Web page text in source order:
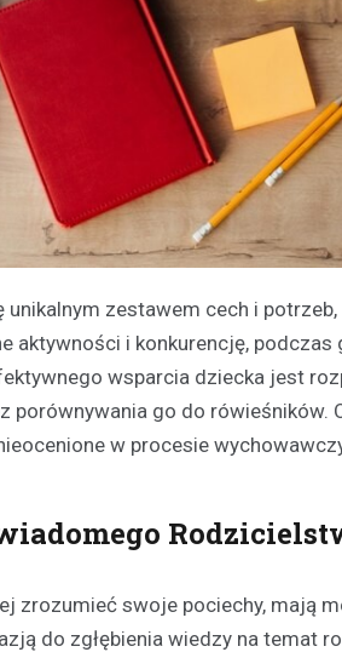
unikalnym zestawem cech i
aktywności i konkurencję,
wsparcia dziecka jest
porównywania go do
w procesie
zrozumieć swoje pociechy, mają
do zgłębienia wiedzy na temat